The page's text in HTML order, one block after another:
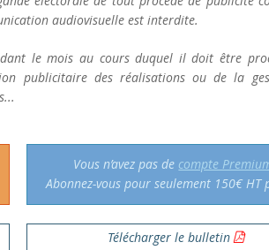
audiovisuelle est interdite.
le mois au cours duquel il doit être
publicitaire des réalisations ou de la
Vous n’avez pas de compte
Abonnez-vous pour seulement 150€ HT
Télécharger le bulletin